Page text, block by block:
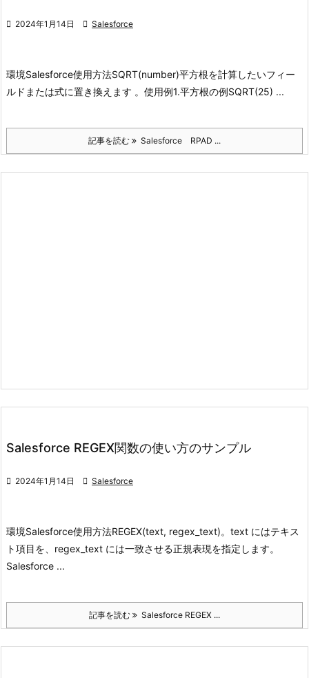
 2024年1月14日  Salesforce
環境Salesforce使用方法SQRT(number)平方根を計算したいフィー
ルドまたは式に置き換えます 。 使用例1.平方根の例SQRT(25) ...
記事を読む Salesforce RPAD ...
Salesforce REGEX関数の使い方のサンプル
 2024年1月14日  Salesforce
環境Salesforce使用方法REGEX(text, regex_text)。text にはテキス
ト項目を、regex_text には一致させる正規表現を指定します。
Salesforce ...
記事を読む Salesforce REGEX ...